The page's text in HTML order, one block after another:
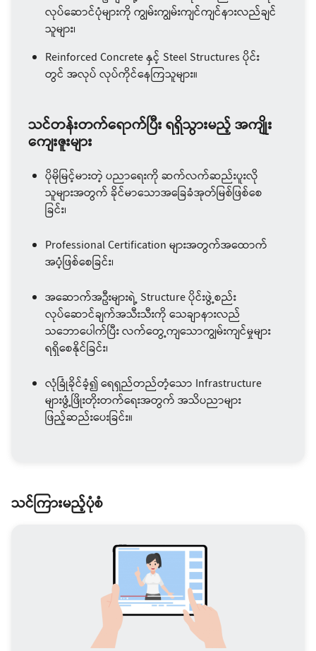
လုပ်ဆောင်ပုံများကို ကျွမ်းကျွမ်းကျင်ကျင်နားလည်ချင်
သူများ၊
Reinforced Concrete နှင့် Steel Structures ပိုင်း
တွင် အလုပ် လုပ်ကိုင်နေကြသူများ။
သင်တန်းတက်ရောက်ပြီး ရရှိသွားမည့် အကျိုုး
ကျေးဇူးများ
ပိုမိုမြင့်မားတဲ့ ပညာရေးကို ဆက်လက်ဆည်းပူးလို
သူများအတွက် ခိုင်မာသောအခြေခံအုတ်မြစ်ဖြစ်စေ
ခြင်း၊
Professional Certification များအတွက်အထောက်
အပံ့ဖြစ်စေခြင်း၊
အဆောက်အဦးများရဲ့ Structure ပိုင်းဖွဲ့စည်း
လုပ်ဆောင်ချက်အသီးသီးကို သေချာနားလည်
သဘောပေါက်ပြီး လက်တွေ့ကျသောကျွမ်းကျင်မှုများ
ရရှိစေနိုင်ခြင်း၊
လုံခြုံခိုင်ခံ့၍ ရေရှည်တည်တံ့သော Infrastructure
များဖွံ့ဖြိုးတိုးတက်ရေးအတွက် အသိပညာများ
ဖြည့်ဆည်းပေးခြင်း။
သင်ကြားမည့်ပုံစံ